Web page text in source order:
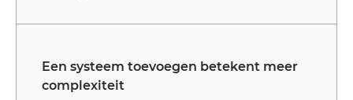
Een systeem toevoegen betekent meer
complexiteit